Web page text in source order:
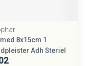
8x15cm 1
Adh Steriel